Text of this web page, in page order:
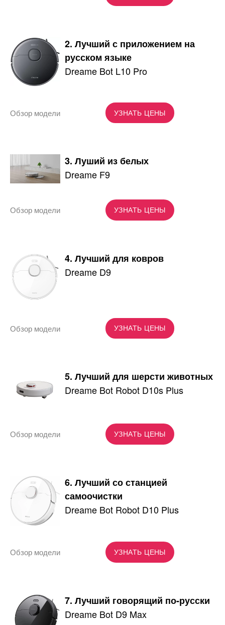
2. Лучший с приложением на
русском языке
Dreame Bot L10 Pro
УЗНАТЬ ЦЕНЫ
Обзор модели
3. Луший из белых
Dreame F9
УЗНАТЬ ЦЕНЫ
Обзор модели
4. Лучший для ковров
Dreame D9
УЗНАТЬ ЦЕНЫ
Обзор модели
5. Лучший для шерсти животных
Dreame Bot Robot D10s Plus
УЗНАТЬ ЦЕНЫ
Обзор модели
6. Лучший со станцией
самоочистки
Dreame Bot Robot D10 Plus
УЗНАТЬ ЦЕНЫ
Обзор модели
7. Лучший говорящий по-русски
Dreame Bot D9 Max